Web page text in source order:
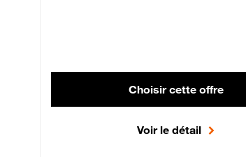
Choisir cette offre
Voir le détail